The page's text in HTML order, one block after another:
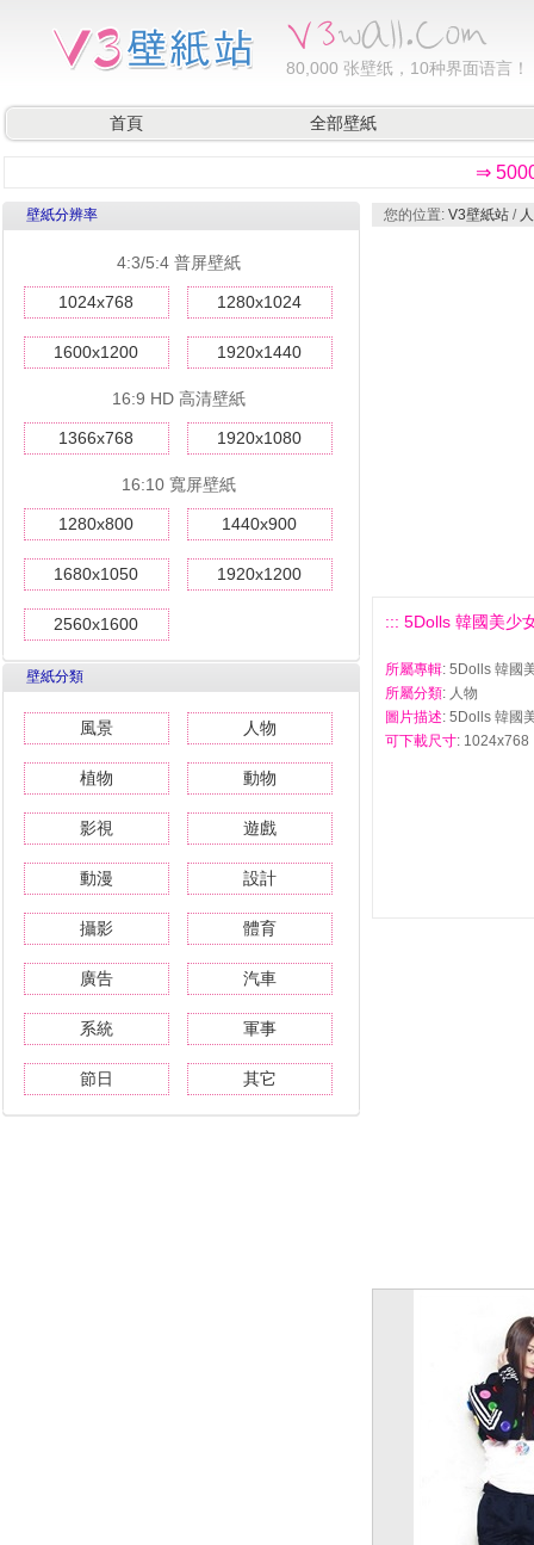
80,000 张壁纸，10种界面语言！
首頁 全部壁紙
⇒
壁紙分辨率
4:3/5:4 普屏壁紙
1024x768 1280x1024
1600x1200 1920x1440
16:9 HD 高清壁紙
1366x768 1920x1080
16:10 寬屏壁紙
1280x800 1440x900
1680x1050 1920x1200
2560x1600
壁紙分類
風景 人物
植物 動物
影視 遊戲
動漫 設計
攝影 體育
廣告 汽車
系統 軍事
節日 其它
您的位置: V3壁紙站 /
::: 5Dolls 韓國美少
所屬專輯: 5Dolls 韓國
所屬分類: 人物
圖片描述: 5Dolls 韓國
可下載尺寸: